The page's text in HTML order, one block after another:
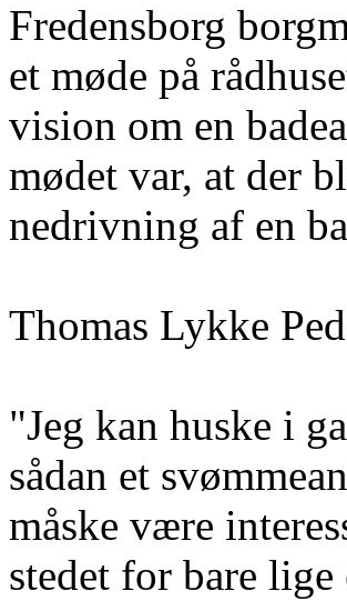
Fredensborg
et møde på
vision om en
mødet var, at der
nedrivning af en
Thomas Lykke
"Jeg kan huske i
sådan et
måske være
stedet for bare